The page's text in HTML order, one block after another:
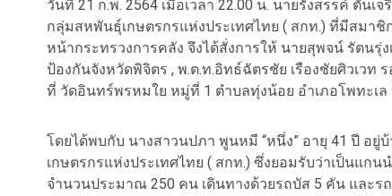
วันที่ 21 ก.พ. 2564 เมื่อเวลา 22.00 น. นายรังสรรค์ ตัน
กลุ่มสหพันธุ์เกษตรกรแห่งประเทศไทย ( สกท.) ที่มีสมา
หน้ากระทรวงการคลัง จึงได้สั่งการให้ นายสุพจน์ รัตนรุ่
ป้องกันจังหวัดพิจิตร , พ.ต.ท.อิทธ์ฉัตรชัย เรืองชัยศิวเวท
ที่ วัดอินทร์พรหมใย หมู่ที่ 1 ตำบลทุ่งน้อย อำเภอโพทะเล
โดยได้พบกับ นางสาวนปภา พูนหมี “หนึ่ง” อายุ 41 ปี อ
เกษตรกรแห่งประเทศไทย ( สกท.) ซึ่งยอมรับว่าเป็นแก
จำนวนประมาณ 250 คน เดินทางด้วยรถบัส 5 คัน และ